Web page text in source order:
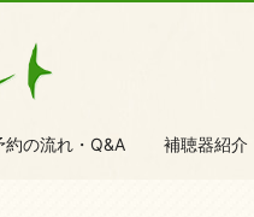
約の流れ・Q&A 補聴器紹介